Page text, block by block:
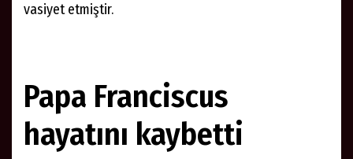
vasiyet etmiştir.
Papa Franciscus
hayatını kaybetti